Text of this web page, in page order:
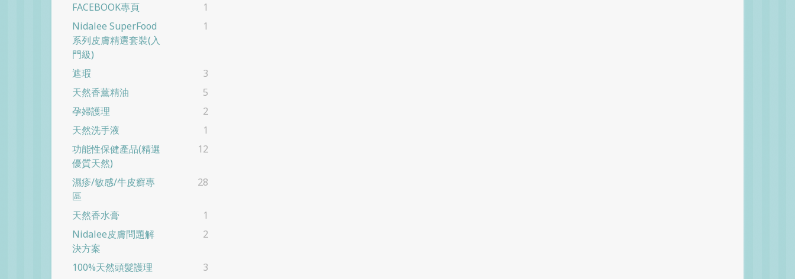
FACEBOOK專頁
1
Nidalee SuperFood
系列皮膚精選套裝(入
門級)
1
遮瑕
3
天然香薰精油
5
孕婦護理
2
天然洗手液
1
功能性保健產品(精選
優質天然)
12
濕疹/敏感/牛皮癬專
區
28
天然香水膏
1
Nidalee皮膚問題解
決方案
2
100%天然頭髮護理
3